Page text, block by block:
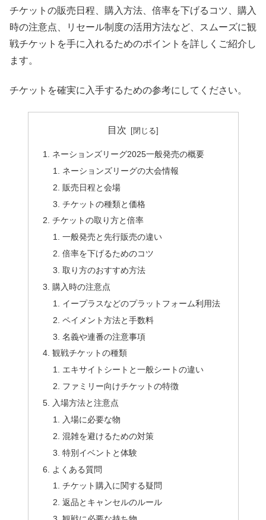
チケットの販売日程、購入方法、倍率を下げるコツ、購入
時の注意点、リセール制度の活用方法など、スムーズに観
戦チケットを手に入れるためのポイントを詳しくご紹介し
ます。
チケットを確実に入手するための参考にしてください。
目次
ネーションズリーグ2025一般発売の概要
ネーションズリーグの大会情報
販売日程と会場
チケットの種類と価格
チケットの取り方と倍率
一般発売と先行販売の違い
倍率を下げるためのコツ
取り方のおすすめ方法
購入時の注意点
イープラスなどのプラットフォーム利用法
ペイメント方法と手数料
名義や連番の注意事項
観戦チケットの種類
エキサイトシートと一般シートの違い
ファミリー向けチケットの特徴
入場方法と注意点
入場に必要な物
混雑を避けるための対策
特別イベントと体験
よくある質問
チケット購入に関する疑問
返品とキャンセルのルール